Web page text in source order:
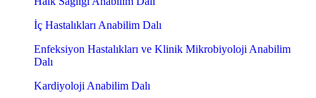
İç Hastalıkları Anabilim Dalı
Enfeksiyon Hastalıkları ve Klinik Mikrobiyoloji Anabilim
Dalı
Kardiyoloji Anabilim Dalı